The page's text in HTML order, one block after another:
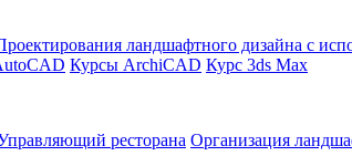
ландшафтного дизайна с
Курсы ArchiCAD Курс 3ds Max
ресторана Организация